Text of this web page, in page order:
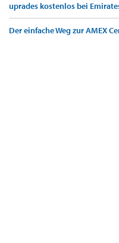
uprades kostenlos bei
Der einfache Weg zur AMEX